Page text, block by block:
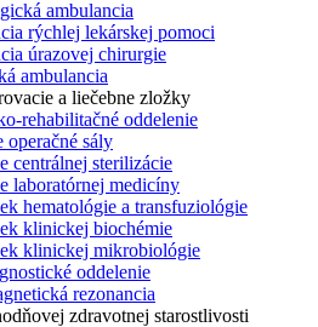
ambulancia
rýchlej lekárskej pomoci
úrazovej chirurgie
ambulancia
a liečebne zložky
rehabilitačné oddelenie
operačné sály
centrálnej sterilizácie
laboratórnej medicíny
hematológie a transfuziológie
klinickej biochémie
klinickej mikrobiológie
oddelenie
rezonancia
zdravotnej starostlivosti